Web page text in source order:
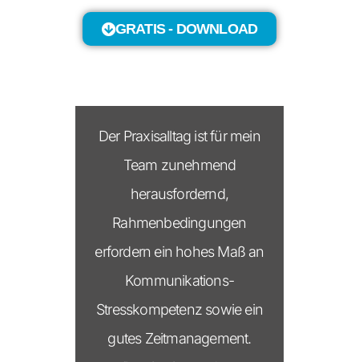
GRATIS - DOWNLOAD
Der Praxisalltag ist für mein
Team zunehmend
herausfordernd,
Rahmenbedingungen
erfordern ein hohes Maß an
Kommunikations-
Stresskompetenz sowie ein
gutes Zeitmanagement.